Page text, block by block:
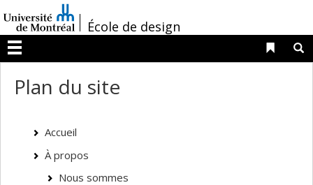
au
contenu
/École de design
Menu
Liens
Plan du site
Accueil
À propos
Nous sommes